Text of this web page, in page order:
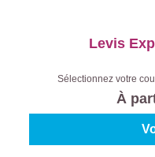
Levis
Sélectionnez votre
À